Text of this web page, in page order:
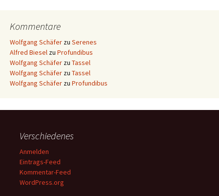
Kommentare
Wolfgang Schäfer zu Serenes
Alfred Biesel zu Profundibus
Wolfgang Schäfer zu Tassel
Wolfgang Schäfer zu Tassel
Wolfgang Schäfer zu Profundibus
Verschiedenes
Anmelden
Eintrags-Feed
Kommentar-Feed
WordPress.org